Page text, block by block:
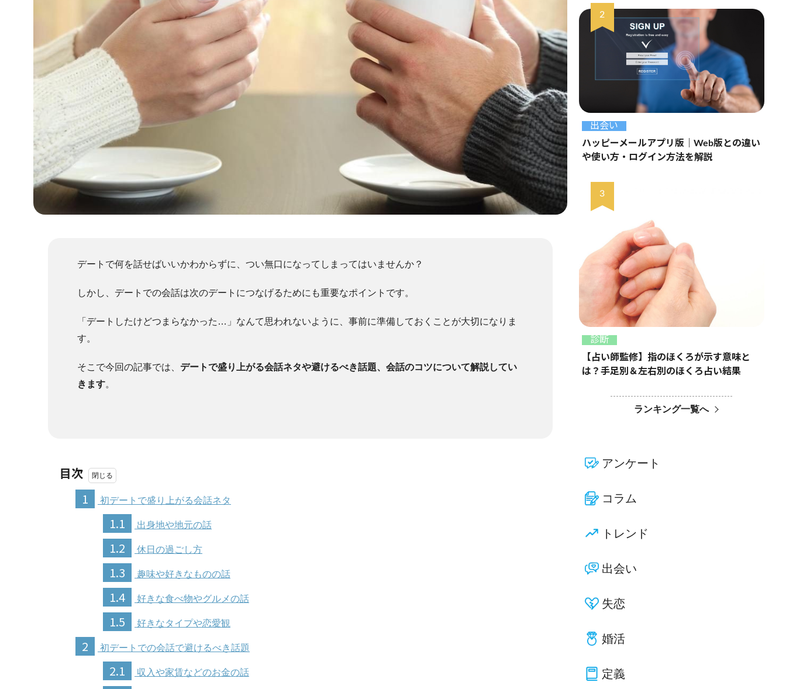
デートで何を話せばいいかわからずに、つい無口になってしまってはいませんか？
しかし、デートでの会話は次のデートにつなげるためにも重要なポイントです。
「デートしたけどつまらなかった…」なんて思われないように、事前に準備しておくことが大切になりま
す。
そこで今回の記事では、 デートで盛り上がる会話ネタや避けるべき話題、会話のコツについて解説してい
きます。
目次
1
初デートで盛り上がる会話ネタ
1.1 出身地や地元の話
1.2 休日の過ごし方
1.3 趣味や好きなものの話
1.4 好きな食べ物やグルメの話
1.5 好きなタイプや恋愛観
2 初デートでの会話で避けるべき話題
2.1 収入や家賃などのお金の話
出会い
ハッピーメールアプリ版｜Web版との違い
や使い方・ログイン方法を解説
診断
【占い師監修】指のほくろが示す意味と
は？手足別＆左右別のほくろ占い結果
ランキング一覧へ
アンケート
コラム
トレンド
出会い
失恋
婚活
定義